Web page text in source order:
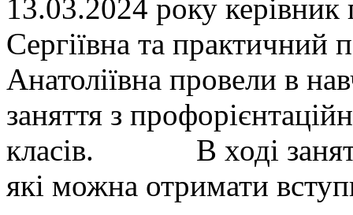
13.03.2024 року керівник
Сергіївна та практичний
Анатоліївна провели в
заняття з
класів. В ході заняття
які можна отримати